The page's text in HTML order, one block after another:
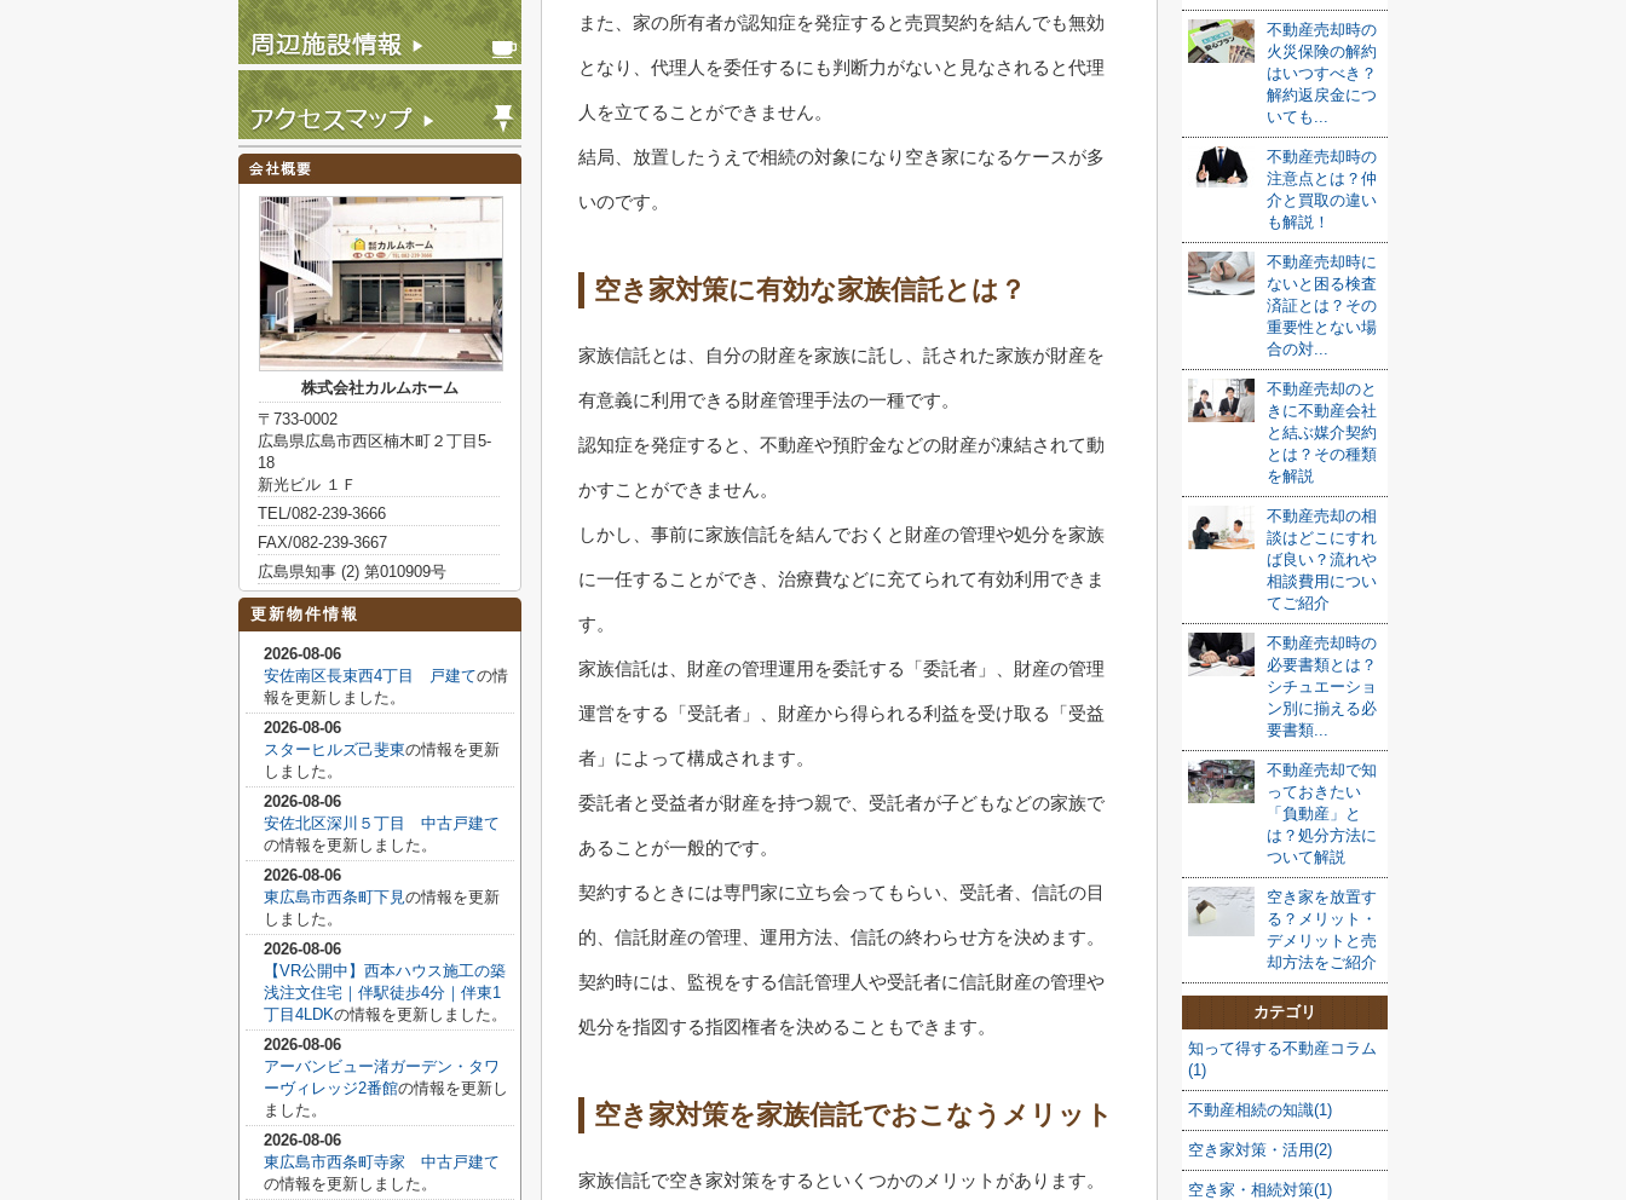
また、家の所有者が認知症を発症すると売買契約を結んでも無効
となり、代理人を委任するにも判断力がないと見なされると代理
人を立てることができません。
結局、放置したうえで相続の対象になり空き家になるケースが多
いのです。
空き家対策に有効な家族信託とは？
家族信託とは、自分の財産を家族に託し、託された家族が財産を
有意義に利用できる財産管理手法の一種です。
認知症を発症すると、不動産や預貯金などの財産が凍結されて動
かすことができません。
しかし、事前に家族信託を結んでおくと財産の管理や処分を家族
に一任することができ、治療費などに充てられて有効利用できま
す。
家族信託は、財産の管理運用を委託する「委託者」、財産の管理
運営をする「受託者」、財産から得られる利益を受け取る「受益
者」によって構成されます。
委託者と受益者が財産を持つ親で、受託者が子どもなどの家族で
あることが一般的です。
契約するときには専門家に立ち会ってもらい、受託者、信託の目
的、信託財産の管理、運用方法、信託の終わらせ方を決めます。
契約時には、監視をする信託管理人や受託者に信託財産の管理や
処分を指図する指図権者を決めることもできます。
空き家対策を家族信託でおこなうメリット
家族信託で空き家対策をするといくつかのメリットがあります。
不動産売却時の
火災保険の解約
はいつすべき？
解約返戻金につ
いても...
不動産売却時の
注意点とは？仲
介と買取の違い
も解説！
不動産売却時に
ないと困る検査
済証とは？その
重要性とない場
合の対...
不動産売却のと
きに不動産会社
と結ぶ媒介契約
とは？その種類
を解説
不動産売却の相
談はどこにすれ
ば良い？流れや
相談費用につい
てご紹介
不動産売却時の
必要書類とは？
シチュエーショ
ン別に揃える必
要書類...
不動産売却で知
っておきたい
「負動産」と
は？処分方法に
ついて解説
空き家を放置す
る？メリット・
デメリットと売
却方法をご紹介
カテゴリ
知って得する不動産コラム
(1)
不動産相続の知識(1)
空き家対策・活用(2)
空き家・相続対策(1)
株式会社カルムホーム
〒733-0002
広島県広島市西区楠木町２丁目5-
18
新光ビル １Ｆ
TEL/082-239-3666
FAX/082-239-3667
広島県知事 (2) 第010909号
更新物件情報
2026-08-06
安佐南区長束西4丁目 戸建ての情
報を更新しました。
2026-08-06
スターヒルズ己斐東の情報を更新
しました。
2026-08-06
安佐北区深川５丁目 中古戸建て
の情報を更新しました。
2026-08-06
東広島市西条町下見の情報を更新
しました。
2026-08-06
【VR公開中】西本ハウス施工の築
浅注文住宅｜伴駅徒歩4分｜伴東1
丁目4LDKの情報を更新しました。
2026-08-06
アーバンビュー渚ガーデン・タワ
ーヴィレッジ2番館の情報を更新し
ました。
2026-08-06
東広島市西条町寺家 中古戸建て
の情報を更新しました。